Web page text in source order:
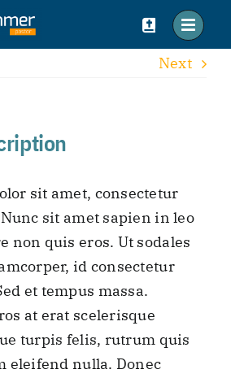
Next
sit amet, consectetur
sit amet sapien in leo
non quis eros. Ut sodales
id consectetur
et tempus massa.
at erat scelerisque
turpis felis, rutrum quis
eleifend nulla. Donec